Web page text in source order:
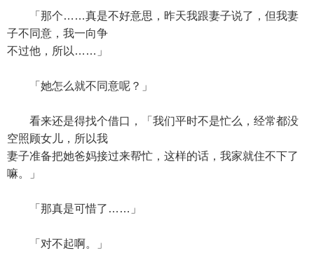
「那个……真是不好意思，昨天我跟妻子说了，但我妻
子不同意，我一向争
不过他，所以……」
「她怎么就不同意呢？」
看来还是得找个借口，「我们平时不是忙么，经常都没
空照顾女儿，所以我
妻子准备把她爸妈接过来帮忙，这样的话，我家就住不下了
嘛。」
「那真是可惜了……」
「对不起啊。」